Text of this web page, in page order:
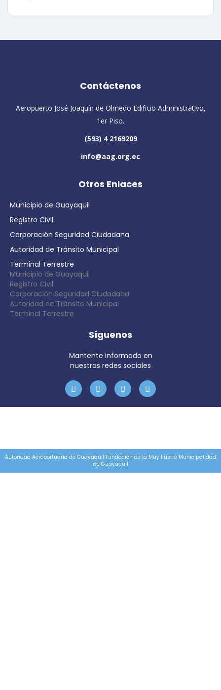
Contáctenos
Aeropuerto José Joaquín de Olmedo Edificio Administrativo,
1er Piso.
(593) 4 2169209
info@aag.org.ec
Otros Enlaces
Municipio de Guayaquil
Registro Civil
Corporación Seguridad Ciudadana
Autoridad de Tránsito Municipal
Terminal Terrestre
Municipio de Guayaquil
Registro Civil
Corporación Seguridad Ciudadana
Autoridad de Tránsito Municipal
Terminal Terrestre
Síguenos
Mantente informado en
nuestras redes sociales
Autoridad Aeroportuaria de Guayaquil Fundación de la Muy Ilustre Municipalidad
de Guayaquil